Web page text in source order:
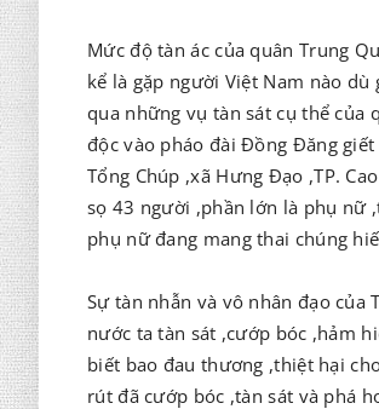
Mức độ tàn ác của quân Trung
kể là gặp người Việt Nam nào
qua những vụ tàn sát cụ thể của
độc vào pháo đài Đồng Đăng
Tổng Chúp ,xã Hưng Đạo ,TP.
sọ 43 người ,phần lớn là phụ nữ
phụ nữ đang mang thai chúng
Sự tàn nhẫn và vô nhân đạo
nước ta tàn sát ,cướp bóc ,hảm
biết bao đau thương ,thiệt hại
rút đã cướp bóc ,tàn sát và phá